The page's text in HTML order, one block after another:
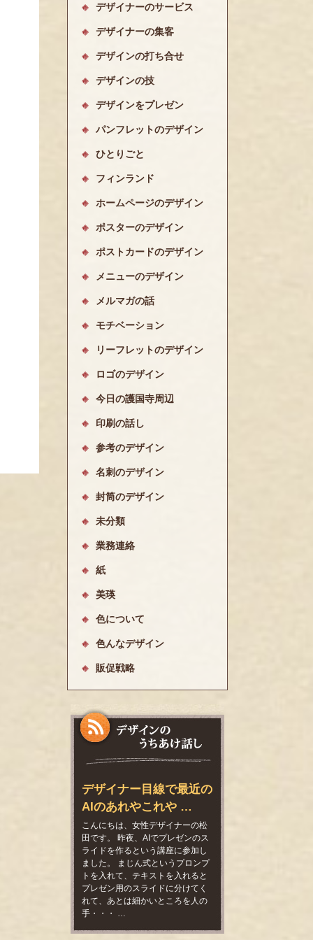
デザイナーのサービス
デザイナーの集客
デザインの打ち合せ
デザインの技
デザインをプレゼン
パンフレットのデザイン
ひとりごと
フィンランド
ホームページのデザイン
ポスターのデザイン
ポストカードのデザイン
メニューのデザイン
メルマガの話
モチベーション
リーフレットのデザイン
ロゴのデザイン
今日の護国寺周辺
印刷の話し
参考のデザイン
名刺のデザイン
封筒のデザイン
未分類
業務連絡
紙
美瑛
色について
色んなデザイン
販促戦略
デザイナー目線で最近の
AIのあれやこれや …
こんにちは、女性デザイナーの松
田です。 昨夜、AIでプレゼンのス
ライドを作るという講座に参加し
ました。 まじん式というプロンプ
トを入れて、テキストを入れると
プレゼン用のスライドに分けてく
れて、あとは細かいところを人の
手・・・ …